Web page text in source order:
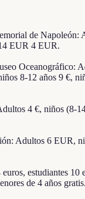
de Napoleón:
EUR 4 EUR.
Oceanográfico:
8-12 años 9 €,
4 €, niños (8-
Adultos 6 EUR,
estudiantes 10
de 4 años gratis.